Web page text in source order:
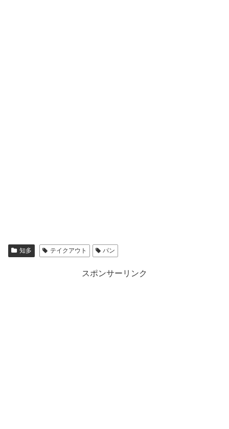
知多 テイクアウト パン
スポンサーリンク